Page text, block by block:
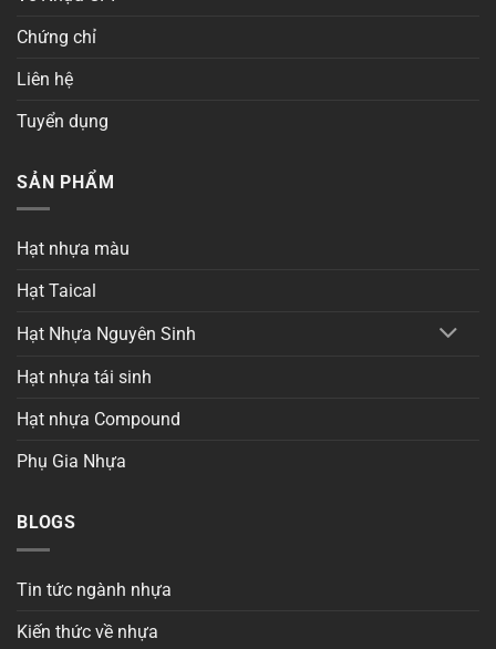
Chứng chỉ
Liên hệ
Tuyển dụng
SẢN PHẨM
Hạt nhựa màu
Hạt Taical
Hạt Nhựa Nguyên Sinh
Hạt nhựa tái sinh
Hạt nhựa Compound
Phụ Gia Nhựa
BLOGS
Tin tức ngành nhựa
Kiến thức về nhựa